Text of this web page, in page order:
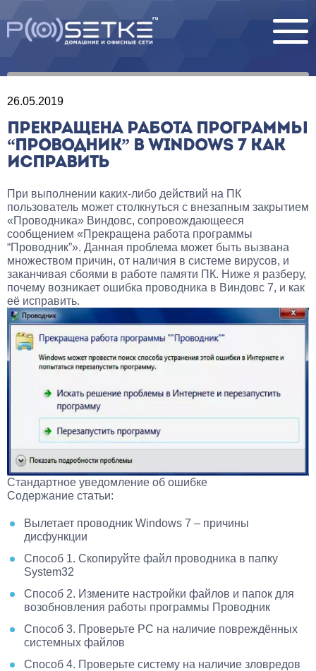
26.05.2019
ПРЕКРАЩЕНА РАБОТА ПРОГРАММЫ
“ПРОВОДНИК” В WINDOWS 7 КАК
ИСПРАВИТЬ
При выполнении каких-либо действий на ПК
пользователь может столкнуться с внезапным закрытием
«Проводника» Виндовс, сопровождающееся
сообщением «Прекращена работа программы
“Проводник”». Данная проблема может быть вызвана
множеством причин, от наличия в системе вирусов, и
заканчивая сбоями в работе памяти ПК. Ниже я разберу,
почему возникает ошибка проводника в Виндовс 7, и как
её исправить.
Стандартное уведомление об ошибке
Содержание статьи:
Вылетает проводник Windows 7 – причины
дисфункции
Способ 1. Скопируйте файл проводника в папку
System32
Способ 2. Измените настройки файлов и папок для
возобновления работы программы Проводник
Способ 3. Проверьте PC на наличие повреждённых
системных файлов
Способ 4. Проверьте систему на наличие зловредов